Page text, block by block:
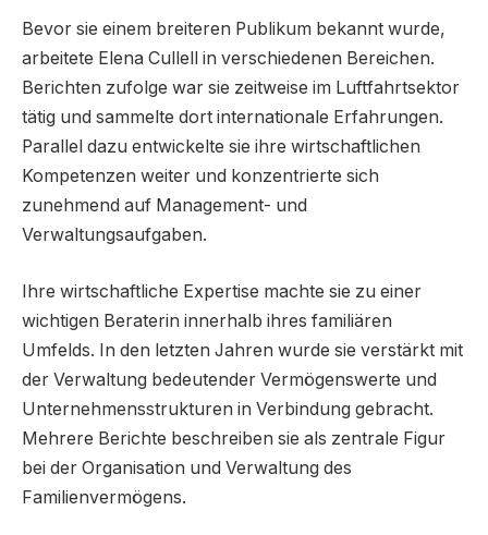
Bevor sie einem breiteren Publikum bekannt wurde,
arbeitete Elena Cullell in verschiedenen Bereichen.
Berichten zufolge war sie zeitweise im Luftfahrtsektor
tätig und sammelte dort internationale Erfahrungen.
Parallel dazu entwickelte sie ihre wirtschaftlichen
Kompetenzen weiter und konzentrierte sich
zunehmend auf Management- und
Verwaltungsaufgaben.
Ihre wirtschaftliche Expertise machte sie zu einer
wichtigen Beraterin innerhalb ihres familiären
Umfelds. In den letzten Jahren wurde sie verstärkt mit
der Verwaltung bedeutender Vermögenswerte und
Unternehmensstrukturen in Verbindung gebracht.
Mehrere Berichte beschreiben sie als zentrale Figur
bei der Organisation und Verwaltung des
Familienvermögens.